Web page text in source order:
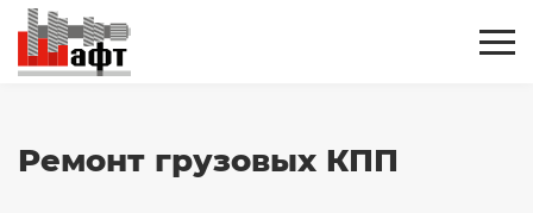
Ремонт грузовых КПП